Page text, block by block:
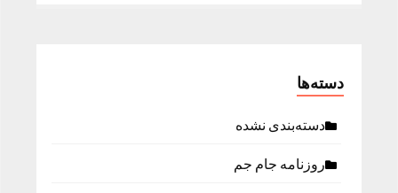
دسته‌ها
دسته‌بندی نشده
روزنامه جام جم